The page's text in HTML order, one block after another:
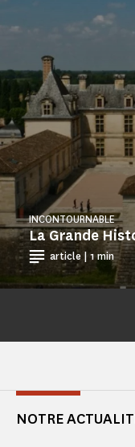
La Grande
INCONTOURNABLE
article | 1 min
NOTRE